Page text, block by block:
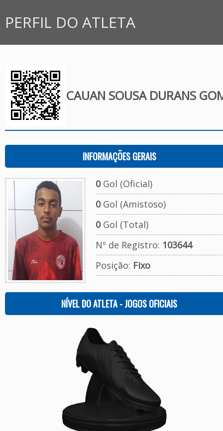
PERFIL DO ATLETA
CAUAN SOUSA DURANS
INFORMAÇÕES GERAIS
0Gol (Oficial)
0Gol (Amistoso)
0Gol (Total)
Nº de Registro: 103644
Posição: Fixo
NÍVEL DO ATLETA - JOGOS OFICIAIS